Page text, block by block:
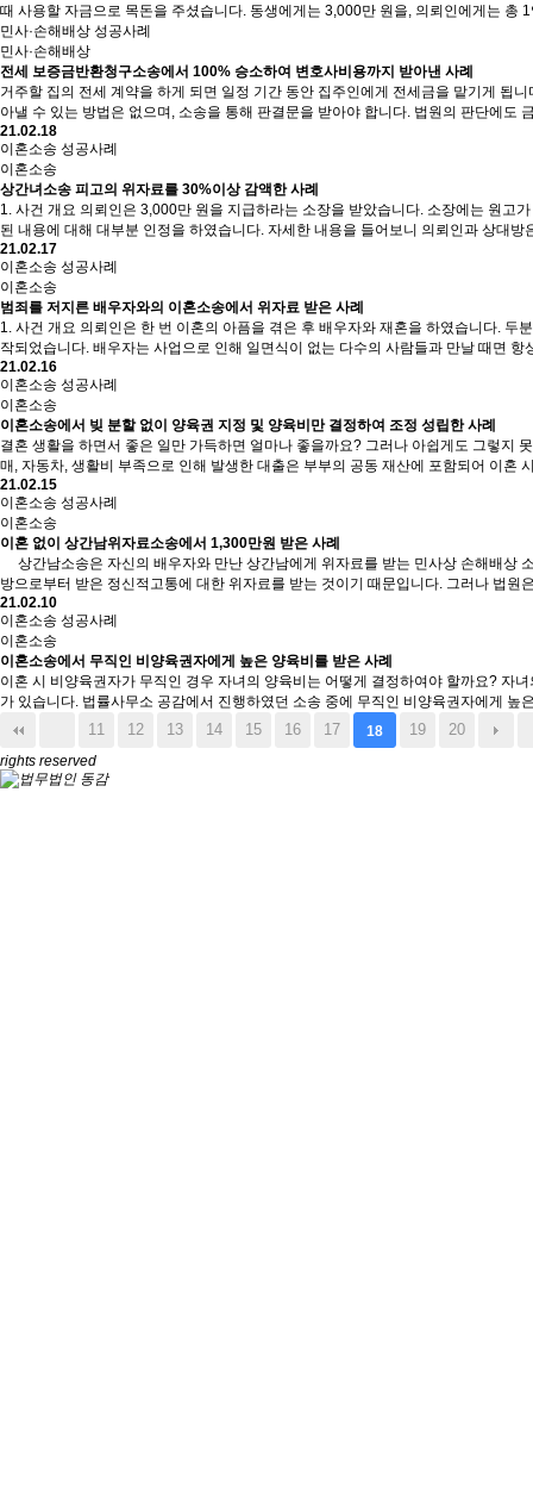
때 사용할 자금으로 목돈을 주셨습니다. 동생에게는 3,000만 원을, 의뢰인에게는
민사·손해배상 성공사례
민사·손해배상
전세 보증금반환청구소송에서 100% 승소하여 변호사비용까지 받아낸 사례
거주할 집의 전세 계약을 하게 되면 일정 기간 동안 집주인에게 전세금을 맡기게 됩
아낼 수 있는 방법은 없으며, 소송을 통해 판결문을 받아야 합니다. 법원의 판단에
21.02.18
이혼소송 성공사례
이혼소송
상간녀소송 피고의 위자료를 30%이상 감액한 사례
1. 사건 개요 의뢰인은 3,000만 원을 지급하라는 소장을 받았습니다. 소장에는 원고
된 내용에 대해 대부분 인정을 하였습니다. 자세한 내용을 들어보니 의뢰인과 상대
21.02.17
이혼소송 성공사례
이혼소송
범죄를 저지른 배우자와의 이혼소송에서 위자료 받은 사례
1. 사건 개요 의뢰인은 한 번 이혼의 아픔을 겪은 후 배우자와 재혼을 하였습니다.
작되었습니다. 배우자는 사업으로 인해 일면식이 없는 다수의 사람들과 만날 때면
21.02.16
이혼소송 성공사례
이혼소송
이혼소송에서 빚 분할 없이 양육권 지정 및 양육비만 결정하여 조정 성립한 사례
결혼 생활을 하면서 좋은 일만 가득하면 얼마나 좋을까요? 그러나 아쉽게도 그렇지
매, 자동차, 생활비 부족으로 인해 발생한 대출은 부부의 공동 재산에 포함되어 이
21.02.15
이혼소송 성공사례
이혼소송
이혼 없이 상간남위자료소송에서 1,300만원 받은 사례
상간남소송은 자신의 배우자와 만난 상간남에게 위자료를 받는 민사상 손해배상
방으로부터 받은 정신적고통에 대한 위자료를 받는 것이기 때문입니다. 그러나 법
21.02.10
이혼소송 성공사례
이혼소송
이혼소송에서 무직인 비양육권자에게 높은 양육비를 받은 사례
이혼 시 비양육권자가 무직인 경우 자녀의 양육비는 어떻게 결정하여야 할까요? 자
가 있습니다. 법률사무소 공감에서 진행하였던 소송 중에 무직인 비양육권자에게
11 12 13 14 15 16 17 18 19 20
rights reserved